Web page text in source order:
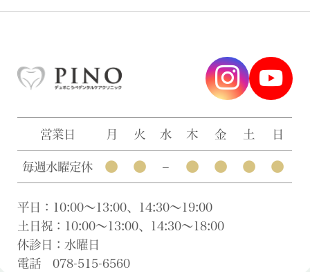
営業日 月 火 水 木 金 土 日
毎週水曜定休 ● ● – ● ● ● ●
平日：10:00〜13:00、14:30〜19:00
土日祝：10:00〜13:00、14:30〜18:00
休診日：水曜日
電話 078-515-6560